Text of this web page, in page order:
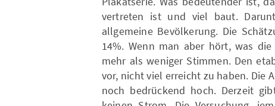
vertreten ist und viel baut.
allgemeine Bevölkerung. Die
14%. Wenn man aber hört, was
mehr als weniger Stimmen. Den
vor, nicht viel erreicht zu haben. Die
noch bedrückend hoch. Derzeit